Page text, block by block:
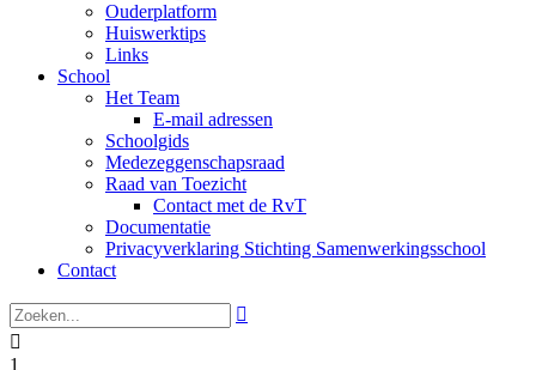
Ouderplatform
Huiswerktips
Links
School
Het Team
E-mail adressen
Schoolgids
Medezeggenschapsraad
Raad van Toezicht
Contact met de RvT
Documentatie
Privacyverklaring Stichting Samenwerkingsschool
Contact


1